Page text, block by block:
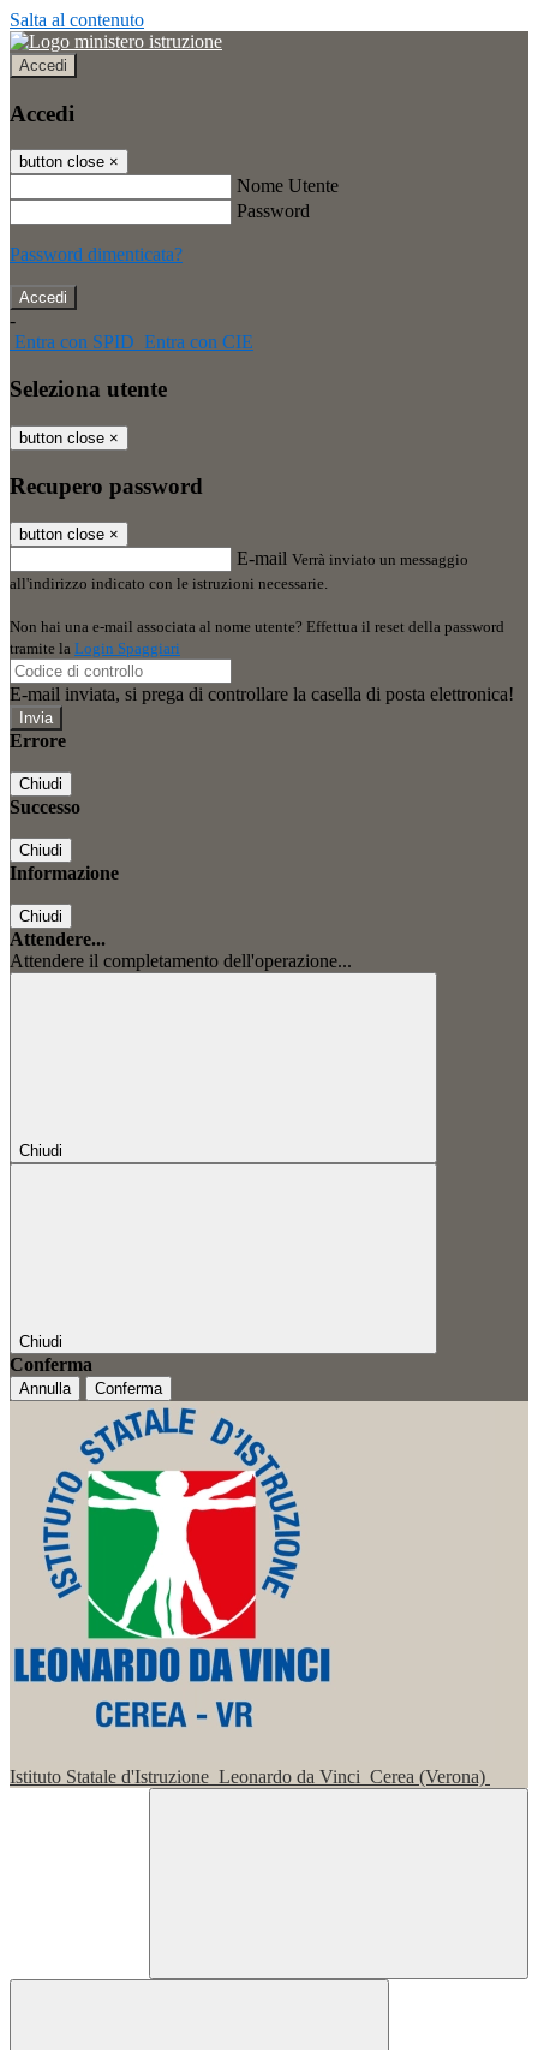
Salta al contenuto
Accedi
Accedi
button close ×
Nome Utente
Password
Password dimenticata?
-
Entra con SPID Entra con CIE
Seleziona utente
button close ×
Recupero password
button close ×
E-mail Verrà inviato un messaggio
all'indirizzo indicato con le istruzioni necessarie.
Non hai una e-mail associata al nome utente? Effettua il reset della password
tramite la Login Spaggiari
E-mail inviata, si prega di controllare la casella di posta elettronica!
Errore
Chiudi
Successo
Chiudi
Informazione
Chiudi
Attendere...
Attendere il completamento dell'operazione...
Chiudi
Chiudi
Conferma
Annulla Conferma
Istituto Statale d'Istruzione Leonardo da Vinci Cerea (Verona)